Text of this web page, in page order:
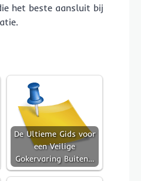
het beste aansluit bij
De Ultieme Gids voor
een Veilige
Gokervaring Buiten…